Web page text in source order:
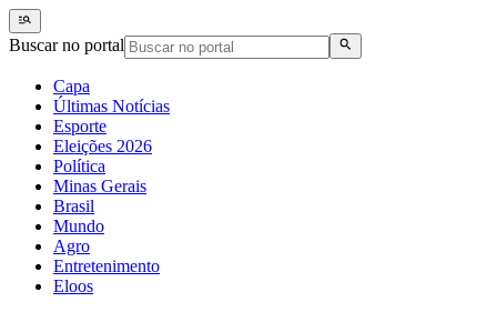
Buscar no portal
Capa
Últimas Notícias
Esporte
Eleições 2026
Política
Minas Gerais
Brasil
Mundo
Agro
Entretenimento
Eloos